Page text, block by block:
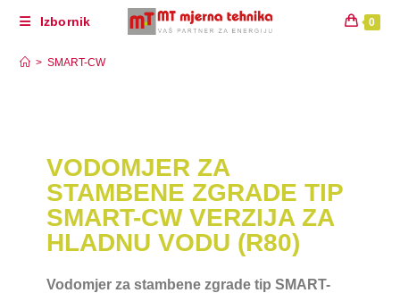
Izbornik 0
> SMART-CW
VODOMJER ZA
STAMBENE ZGRADE TIP
SMART-CW VERZIJA ZA
HLADNU VODU (R80)
Vodomjer za stambene zgrade tip SMART-